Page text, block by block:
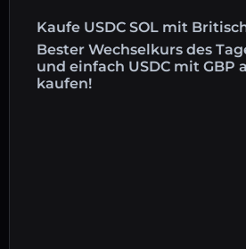
Kaufe USDC SOL mit
Bester Wechselkurs des
und einfach USDC mit GBP
kaufen!